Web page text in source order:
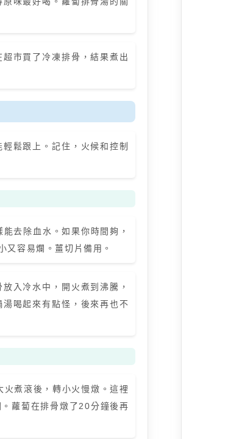
市買了冷凍排骨，結果煮出
鬆跟上。記住，火候和控制
去除血水。如果你時間夠，
又容易爛。薑切片備用。
入冷水中，開火煮到沸騰，
喝起來有點怪，後來再也不
煮滾後，轉小火慢燉。這裡
蘿蔔在排骨燉了20分鐘後再